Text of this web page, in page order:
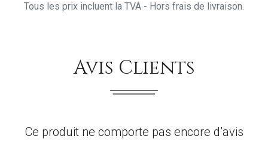
Tous les prix incluent la TVA - Hors frais de livraison.
Avis Clients
Ce produit ne comporte pas encore d’avis